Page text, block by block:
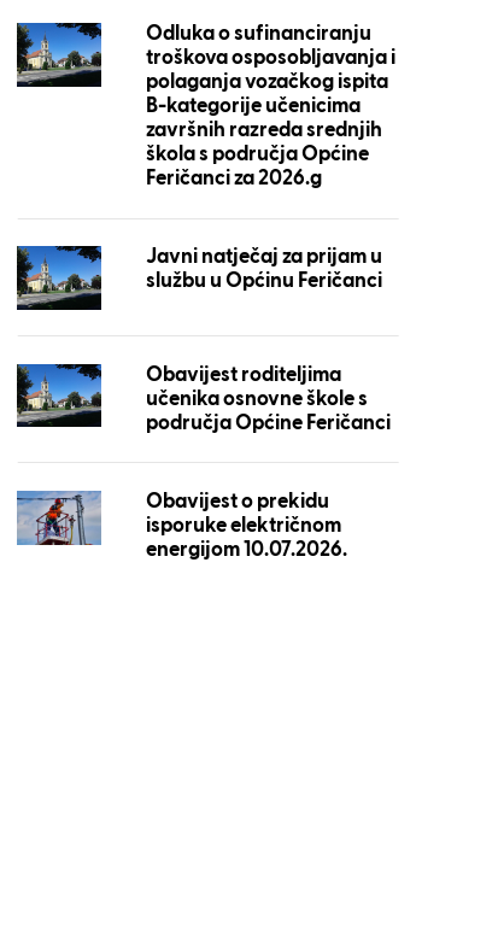
Odluka o sufinanciranju
troškova osposobljavanja i
polaganja vozačkog ispita
B-kategorije učenicima
završnih razreda srednjih
škola s područja Općine
Feričanci za 2026.g
Javni natječaj za prijam u
službu u Općinu Feričanci
Obavijest roditeljima
učenika osnovne škole s
područja Općine Feričanci
Obavijest o prekidu
isporuke električnom
energijom 10.07.2026.